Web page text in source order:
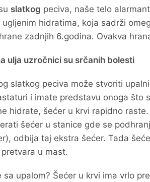
slatkog peciva, naše telo
ugljenim hidratima, koja sadrži
zadnjih 6.godina. Ovakva
ulja uzročnici su srčanih bolesti
slatkog peciva može stvoriti
i imate predstavu onoga što
hidrate, šećer u krvi rapidno
šećer u stanice gde se
odbija taj ekstra šećer. Tada
u mast.
sa upalom? Šećer u krvi ima vrlo